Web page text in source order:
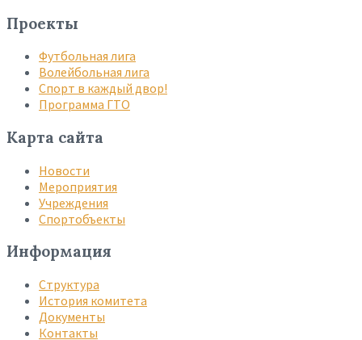
Проекты
Футбольная лига
Волейбольная лига
Спорт в каждый двор!
Программа ГТО
Карта сайта
Новости
Мероприятия
Учреждения
Спортобъекты
Информация
Структура
История комитета
Документы
Контакты